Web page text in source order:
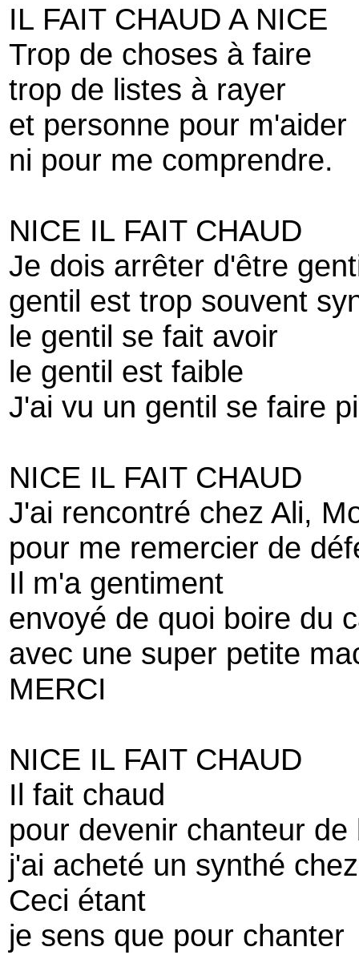
IL FAIT CHAUD A NICE
Trop de choses à faire
trop de listes à rayer
et personne pour m'aider
ni pour me comprendre.
NICE IL FAIT CHAUD
Je dois arrêter d'être
gentil est trop souvent
le gentil se fait avoir
le gentil est faible
J'ai vu un gentil se faire
NICE IL FAIT CHAUD
J'ai rencontré chez Ali,
pour me remercier de
Il m'a gentiment
envoyé de quoi boire du
avec une super petite
MERCI
NICE IL FAIT CHAUD
Il fait chaud
pour devenir chanteur de
j'ai acheté un synthé
Ceci étant
je sens que pour chanter